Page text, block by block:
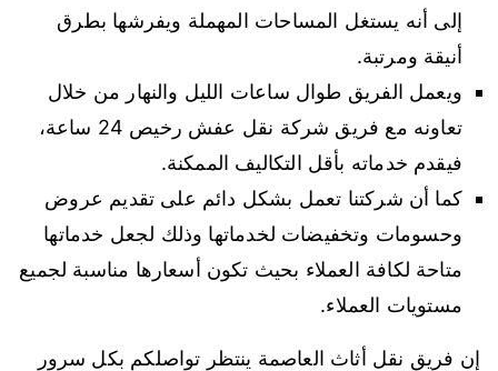
إلى أنه يستغل المساحات المهملة ويفرشها بطرق
أنيقة ومرتبة.
ويعمل الفريق طوال ساعات الليل والنهار من خلال
تعاونه مع فريق شركة نقل عفش رخيص 24 ساعة،
فيقدم خدماته بأقل التكاليف الممكنة.
كما أن شركتنا تعمل بشكل دائم على تقديم عروض
وحسومات وتخفيضات لخدماتها وذلك لجعل خدماتها
متاحة لكافة العملاء بحيث تكون أسعارها مناسبة لجميع
مستويات العملاء.
إن فريق نقل أثاث العاصمة ينتظر تواصلكم بكل سرور